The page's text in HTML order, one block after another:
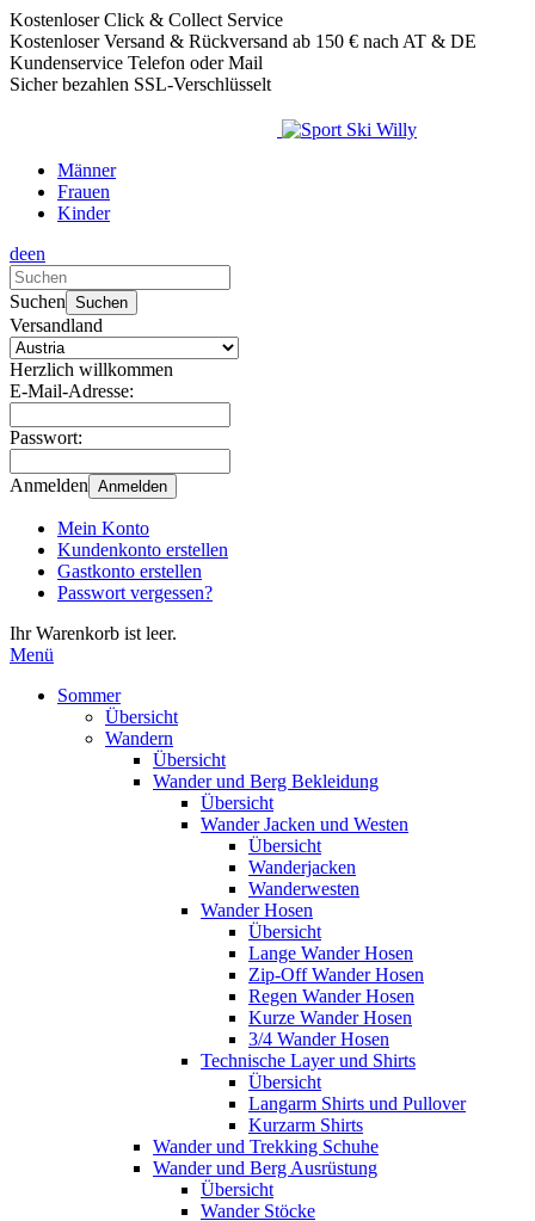
Kostenloser Click & Collect Service
Kostenloser Versand & Rückversand ab 150 € nach AT & DE
Kundenservice Telefon oder Mail
Sicher bezahlen SSL-Verschlüsselt
Männer
Frauen
Kinder
deen
die
nach
oben
unten,
um
das
können
Touch-
und
Streichgesten
verwenden.
Suchen Suchen
Versandland
Herzlich willkommen
E-Mail-Adresse:
Passwort:
Anmelden Anmelden
Mein Konto
Kundenkonto erstellen
Gastkonto erstellen
Passwort vergessen?
Ihr Warenkorb ist leer.
Menü
Sommer
Übersicht
Wandern
Übersicht
Wander und Berg Bekleidung
Übersicht
Wander Jacken und Westen
Übersicht
Wanderjacken
Wanderwesten
Wander Hosen
Übersicht
Lange Wander Hosen
Zip-Off Wander Hosen
Regen Wander Hosen
Kurze Wander Hosen
3/4 Wander Hosen
Technische Layer und Shirts
Übersicht
Langarm Shirts und Pullover
Kurzarm Shirts
Wander und Trekking Schuhe
Wander und Berg Ausrüstung
Übersicht
Wander Stöcke